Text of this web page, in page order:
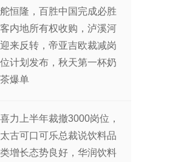
舵恒隆，百胜中国完成必胜
客内地所有权收购，泸溪河
迎来反转，帝亚吉欧裁减岗
位计划发布，秋天第一杯奶
茶爆单
喜力上半年裁撤3000岗位，
太古可口可乐总裁说饮料品
类增长态势良好，华润饮料